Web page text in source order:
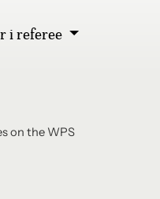
i referee
on the WPS